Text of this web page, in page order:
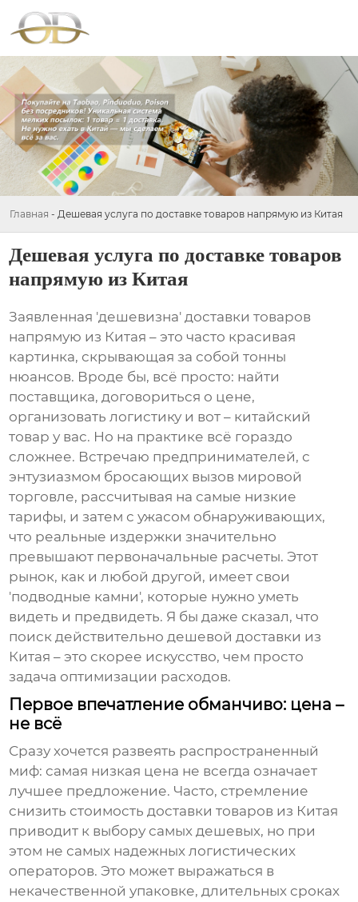
Главная - Дешевая услуга по доставке товаров напрямую из Китая
Дешевая услуга по доставке товаров
напрямую из Китая
Заявленная 'дешевизна'доставки товаров
напрямую из Китая – это часто красивая
картинка, скрывающая за собой тонны
нюансов. Вроде бы, всё просто: найти
поставщика, договориться о цене,
организовать логистику и вот – китайский
товар у вас. Но на практике всё гораздо
сложнее. Встречаю предпринимателей, с
энтузиазмом бросающих вызов мировой
торговле, рассчитывая на самые низкие
тарифы, и затем с ужасом обнаруживающих,
что реальные издержки значительно
превышают первоначальные расчеты. Этот
рынок, как и любой другой, имеет свои
'подводные камни', которые нужно уметь
видеть и предвидеть. Я бы даже сказал, что
поиск действительнодешевой доставки из
Китая – это скорее искусство, чем просто
задача оптимизации расходов.
Первое впечатление обманчиво: цена –
не всё
Сразу хочется развеять распространенный
миф: самая низкая цена не всегда означает
лучшее предложение. Часто, стремление
снизить стоимостьдоставки товаров из Китая
приводит к выбору самых дешевых, но при
этом не самых надежных логистических
операторов. Это может выражаться в
некачественной упаковке, длительных сроках